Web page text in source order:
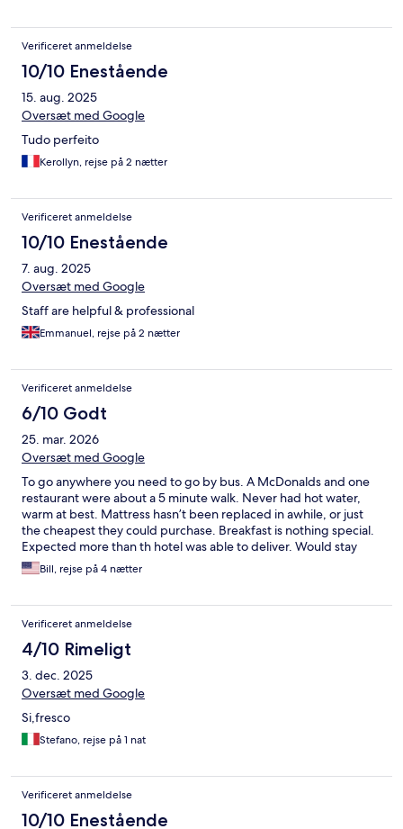
Verificeret anmeldelse
10/10 Enestående
15. aug. 2025
Oversæt med Google
Tudo perfeito
Kerollyn, rejse på 2 nætter
Verificeret anmeldelse
10/10 Enestående
7. aug. 2025
Oversæt med Google
Staff are helpful & professional
Emmanuel, rejse på 2 nætter
Verificeret anmeldelse
6/10 Godt
25. mar. 2026
Oversæt med Google
To go anywhere you need to go by bus. A McDonalds and one
restaurant were about a 5 minute walk. Never had hot water,
warm at best. Mattress hasn’t been replaced in awhile, or just
the cheapest they could purchase. Breakfast is nothing special.
Expected more than th hotel was able to deliver. Would stay
somewhere else next time for the price.
Bill, rejse på 4 nætter
Verificeret anmeldelse
4/10 Rimeligt
3. dec. 2025
Oversæt med Google
Si,fresco
Stefano, rejse på 1 nat
Verificeret anmeldelse
10/10 Enestående